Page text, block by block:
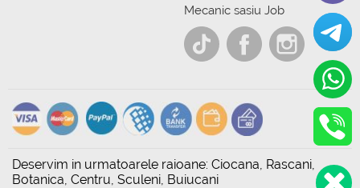
Mecanic sasiu Job
Deservim in urmatoarele raioane: Ciocana, Rascani,
Botanica, Centru, Sculeni, Buiucani